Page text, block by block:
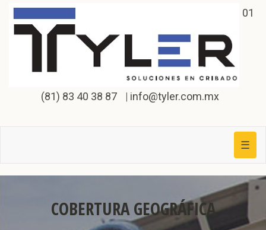
01
(81) 83 40 38 87 | info@tyler.com.mx
☰
COBERTURA GEOGRÁFICA